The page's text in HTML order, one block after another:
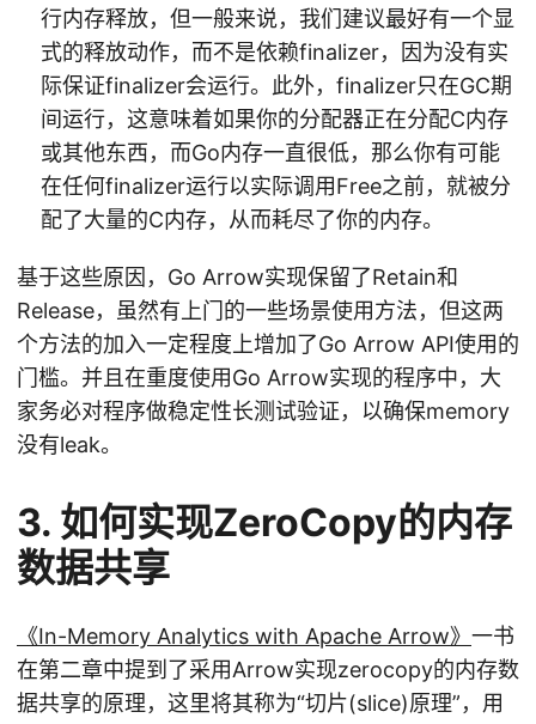
行内存释放，但一般来说，我们建议最好有一个显
式的释放动作，而不是依赖finalizer，因为没有实
际保证finalizer会运行。此外，finalizer只在GC期
间运行，这意味着如果你的分配器正在分配C内存
或其他东西，而Go内存一直很低，那么你有可能
在任何finalizer运行以实际调用Free之前，就被分
配了大量的C内存，从而耗尽了你的内存。
基于这些原因，Go Arrow实现保留了Retain和
Release，虽然有上门的一些场景使用方法，但这两
个方法的加入一定程度上增加了Go Arrow API使用的
门槛。并且在重度使用Go Arrow实现的程序中，大
家务必对程序做稳定性长测试验证，以确保memory
没有leak。
3. 如何实现ZeroCopy的内存
数据共享
《In-Memory Analytics with Apache Arrow》 一书
在第二章中提到了采用Arrow实现zerocopy的内存数
据共享的原理，这里将其称为“切片(slice)原理”，用